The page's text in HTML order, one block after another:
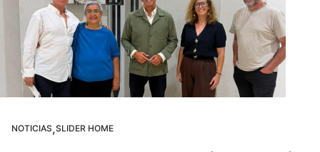
NOTICIAS,SLIDER HOME